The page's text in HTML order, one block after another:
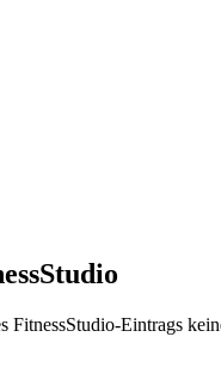
FitnessStudio-Eintrags